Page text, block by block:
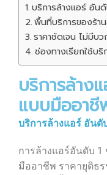
บริการล้างแอร์ อัน
พื้นที่บริการของร้า
ราคาชัดเจน ไม่มีบ
ช่องทางเรียกใช้บ
บริการล้าง
แบบมืออา
บริการล้างแอร์ อัน
การล้างแอร์อันดับ
มืออาชีพ ราคายุติธ